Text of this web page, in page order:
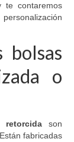
te contaremos
bolsas
o
son
fabricadas